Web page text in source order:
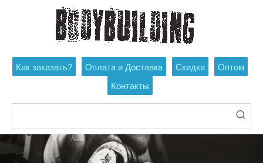
Как заказать? Оплата и Доставка Скидки
Оптом
Контакты